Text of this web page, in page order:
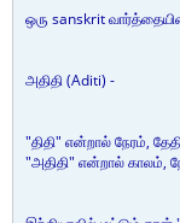
ஒரு sanskrit
அதிதி (Aditi) -
"திதி" என்றால் நேரம்,
"அதிதி" என்றால் காலம்,